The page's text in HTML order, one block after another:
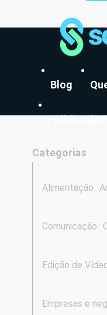
Blog
Política de
Categorias
Alimentação
Comunicação
Edição de
Empresas e